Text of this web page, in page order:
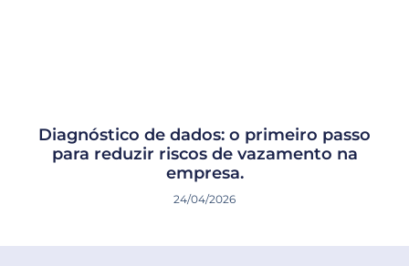
Diagnóstico de dados: o primeiro passo
para reduzir riscos de vazamento na
empresa.
24/04/2026